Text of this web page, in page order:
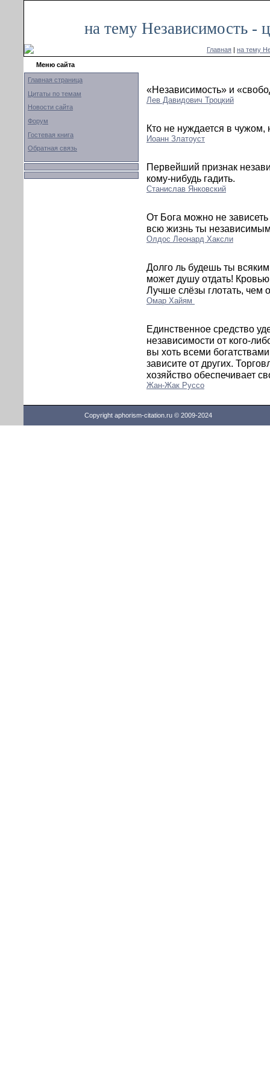
на тему Независимость -
Главная | на тему
Меню сайта
Главная страница
Цитаты по темам
Новости сайта
Форум
Гостевая книга
Обратная связь
«Независимость» и
Лев Давидович Троцкий
Кто не нуждается в чужом,
Иоанн Златоуст
Первейший признак
кому-нибудь гадить.
Станислав Янковский
От Бога можно не
всю жизнь ты
Олдос Леонард Хаксли
Долго ль будешь ты
может душу отдать!
Лучше слёзы глотать, чем
Омар Хайям
Единственное средство
независимости от кого-
вы хоть всеми
зависите от других.
хозяйство обеспечивает
Жан-Жак Руссо
Copyright aphorism-citation.ru © 2009-2024